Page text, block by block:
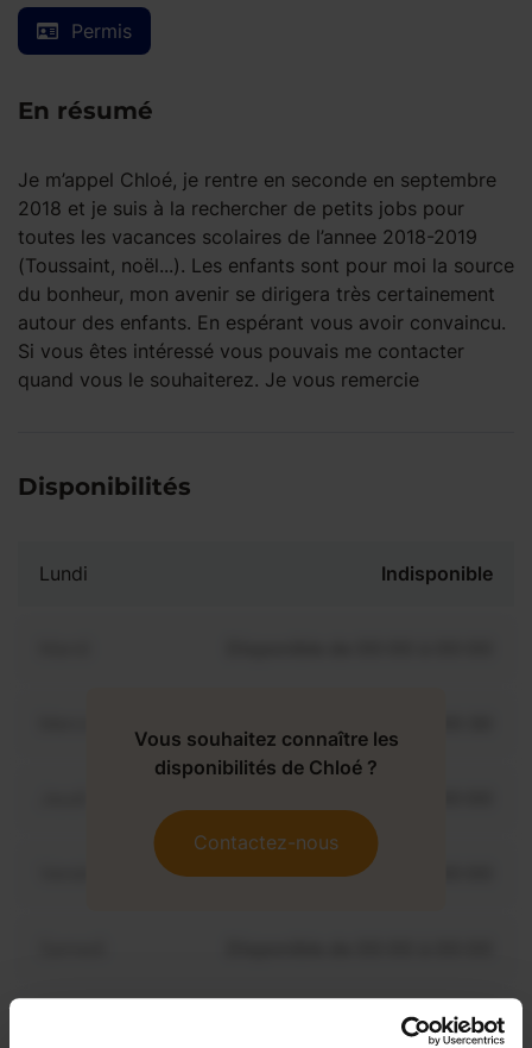
Permis
En résumé
Je m’appel Chloé, je rentre en seconde en septembre
2018 et je suis à la rechercher de petits jobs pour
toutes les vacances scolaires de l’annee 2018-2019
(Toussaint, noël...). Les enfants sont pour moi la source
du bonheur, mon avenir se dirigera très certainement
autour des enfants. En espérant vous avoir convaincu.
Si vous êtes intéressé vous pouvais me contacter
quand vous le souhaiterez. Je vous remercie
Disponibilités
Lundi Indisponible
Disponible de 00:00 à 00:00
Disponible de 00:00 à 00:00
Vous souhaitez connaître les
disponibilités de Chloé ?
Contactez-nous